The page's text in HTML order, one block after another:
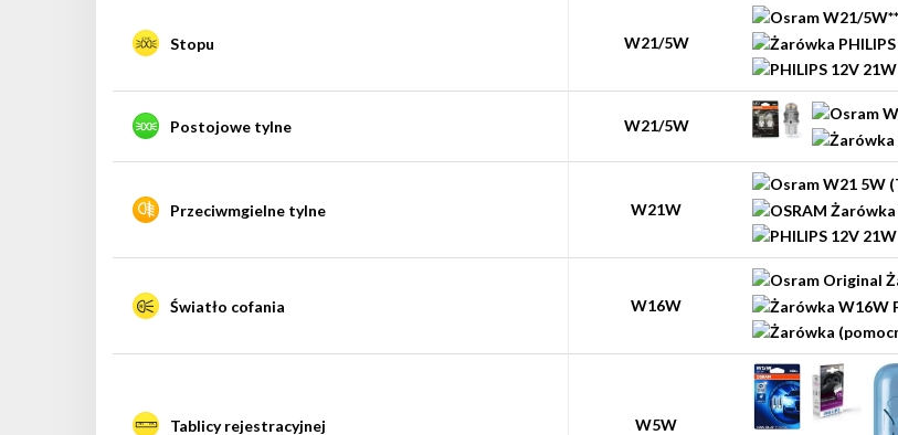
Stopu W21/5W
Postojowe tylne W21/5W
Przeciwmgielne tylne W21W
Światło cofania W16W
Tablicy rejestracyjnej W5W